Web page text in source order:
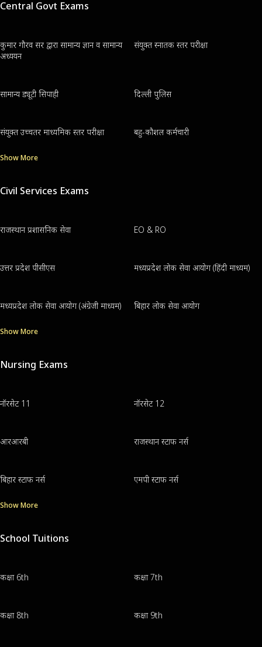
Central Govt Exams
कुमार गौरव सर द्वारा सामान्य ज्ञान व सामान्य
अध्ययन
संयुक्त स्नातक स्तर परीक्षा
सामान्य ड्यूटी सिपाही दिल्ली पुलिस
संयुक्त उच्चतर माध्यमिक स्तर परीक्षा बहु-कौशल कर्मचारी
Show More
Civil Services Exams
राजस्थान प्रशासनिक सेवा EO & RO
उत्तर प्रदेश पीसीएस मध्यप्रदेश लोक सेवा आयोग (हिंदी माध्यम)
मध्यप्रदेश लोक सेवा आयोग (अंग्रेजी माध्यम) बिहार लोक सेवा आयोग
Show More
Nursing Exams
नॉरसेट 11 नॉरसेट 12
आरआरबी राजस्थान स्टाफ नर्स
बिहार स्टाफ नर्स एमपी स्टाफ नर्स
Show More
School Tuitions
कक्षा 6th कक्षा 7th
कक्षा 8th कक्षा 9th